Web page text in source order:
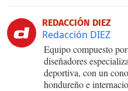
REDACCIÓN DIEZ
Redacción DIEZ
Equipo compuesto
diseñadores
deportiva, con un
hondureño e